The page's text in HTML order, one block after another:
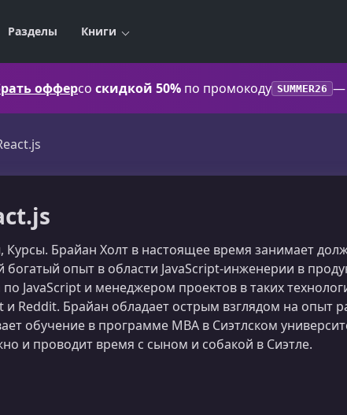
Разделы Книги
офферсо скидкой 50% по промокоду SUMMER26 —
Курсы. Брайан Холт в настоящее время занимает
богатый опыт в области JavaScript-инженерии в
JavaScript и менеджером проектов в таких
Reddit. Брайан обладает острым взглядом на опыт
обучение в программе MBA в Сиэтлском
и проводит время с сыном и собакой в Сиэтле.